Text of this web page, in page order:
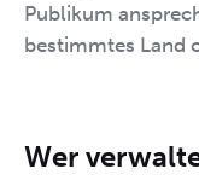
Publikum
bestimmtes Land
Wer